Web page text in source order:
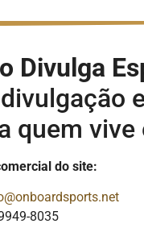
Divulga
quem
do site:
8035